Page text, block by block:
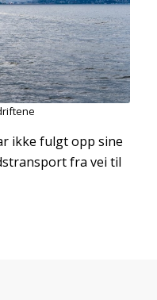
ikke fulgt opp sine
fra vei til